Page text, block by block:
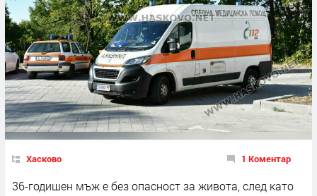
Хасково 1 Коментар
36-годишен мъж е без опасност за живота, след като